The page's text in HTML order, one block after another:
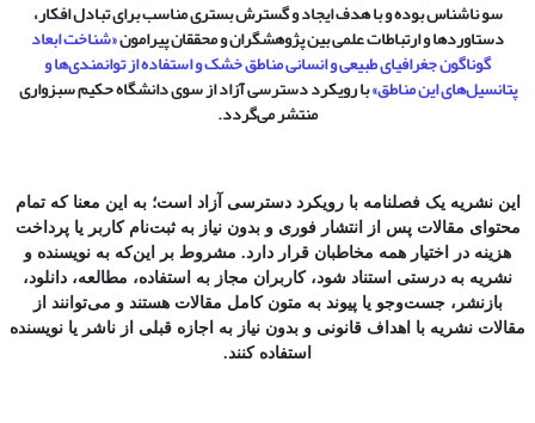
سو ناشناس بوده و با هدف ایجاد و گسترش بستری مناسب برای تبادل افکار،
دستاوردها و ارتباطات علمی بین پژوهشگران و محققان پیرامون«شناخت ابعاد
گوناگون جغرافیای طبیعی و انسانی مناطق خشک و استفاده از توانمندی‌ها و
پتانسیل‌های این مناطق»با رویکرددسترسی آزاد از سوی دانشگاه حکیم سبزواری
منتشر می‌گردد.
این نشریه یک فصلنامه با رویکرد دسترسی آزاد است؛ به این معنا که تمام
محتوای مقالات پس از انتشار فوری و بدون نیاز به ثبت‌نام کاربر یا پرداخت
هزینه در اختیار همه مخاطبان قرار دارد. مشروط بر این‌که به نویسنده و
نشریه به درستی استناد شود، کاربران مجاز به استفاده، مطالعه، دانلود،
بازنشر، جست‌وجو یا پیوند به متون کامل مقالات هستند و می‌توانند از
مقالات نشریه با اهداف قانونی و بدون نیاز به اجازه قبلی از ناشر یا نویسنده
استفاده کنند.